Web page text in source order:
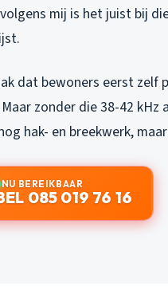
mij is het juist bij
dat bewoners eerst zelf
zonder die 38-42 kHz
hak- en breekwerk,
NU BEREIKBAAR
085 019 76 16